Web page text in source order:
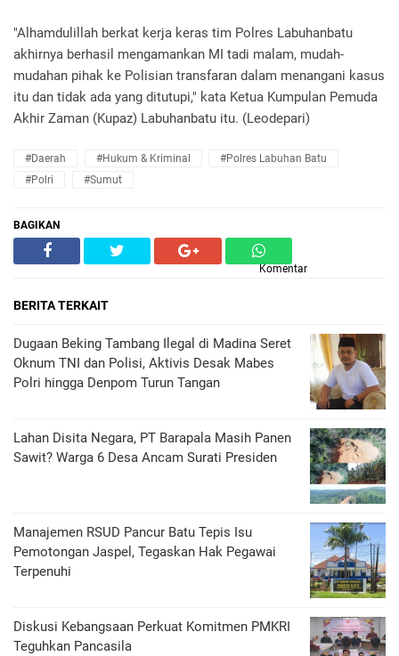
"Alhamdulillah berkat kerja keras tim Polres Labuhanbatu
akhirnya berhasil mengamankan MI tadi malam, mudah-
mudahan pihak ke Polisian transfaran dalam menangani kasus
itu dan tidak ada yang ditutupi," kata Ketua Kumpulan Pemuda
Akhir Zaman (Kupaz) Labuhanbatu itu. (Leodepari)
#Daerah #Hukum & Kriminal
#Polres Labuhan Batu
#Polri
#Sumut
BAGIKAN
Komentar
BERITA TERKAIT
Dugaan Beking Tambang Ilegal di Madina Seret
Oknum TNI dan Polisi, Aktivis Desak Mabes
Polri hingga Denpom Turun Tangan
Lahan Disita Negara, PT Barapala Masih Panen
Sawit? Warga 6 Desa Ancam Surati Presiden
Manajemen RSUD Pancur Batu Tepis Isu
Pemotongan Jaspel, Tegaskan Hak Pegawai
Terpenuhi
Diskusi Kebangsaan Perkuat Komitmen PMKRI
Teguhkan Pancasila